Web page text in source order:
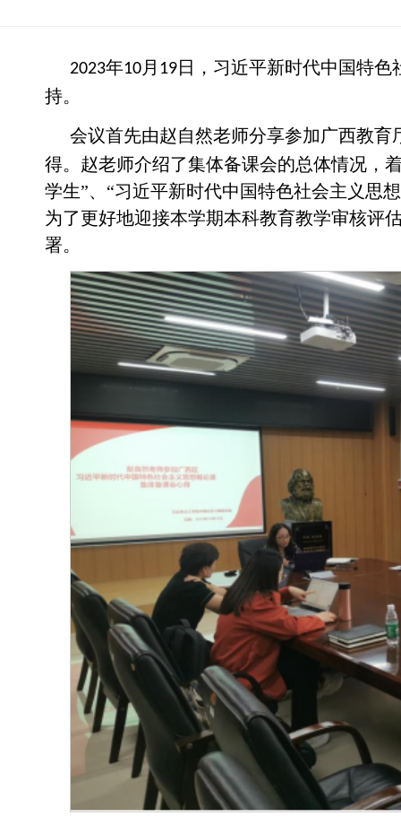
2023年10 月 19 日，习近平新时代中国特
持。
会议首先由赵自然老师分享参加广西教育
得。赵老师介绍了集体备课会的总体情况，
学生”、“习近平新时代中国特色社会主义思
为了更好地迎接本学期本科教育教学审核评
署。